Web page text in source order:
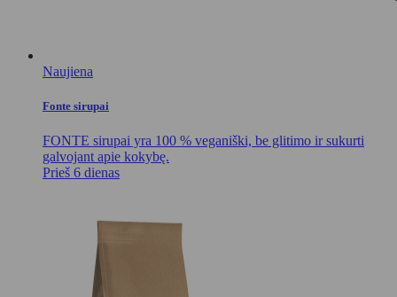
Naujiena
Fonte sirupai
FONTE sirupai yra 100 % veganiški, be glitimo ir sukurti
galvojant apie kokybę.
Prieš 6 dienas